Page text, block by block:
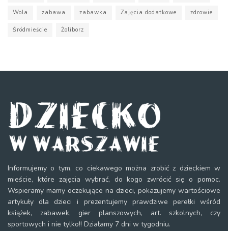
Wola zabawa zabawka Zajęcia dodatkowe zdrowie
Śródmieście Żoliborz
Informujemy o tym, co ciekawego można zrobić z dzieckiem w
mieście, które zajęcia wybrać, do kogo zwrócić się o pomoc.
Wspieramy mamy oczekujące na dzieci, pokazujemy wartościowe
artykuły dla dzieci i prezentujemy prawdziwe perełki wśród
książek, zabawek, gier planszowych, art. szkolnych, czy
sportowych i nie tylko!! Działamy 7 dni w tygodniu.